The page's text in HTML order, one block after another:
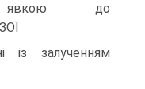
явкою до
із залученням